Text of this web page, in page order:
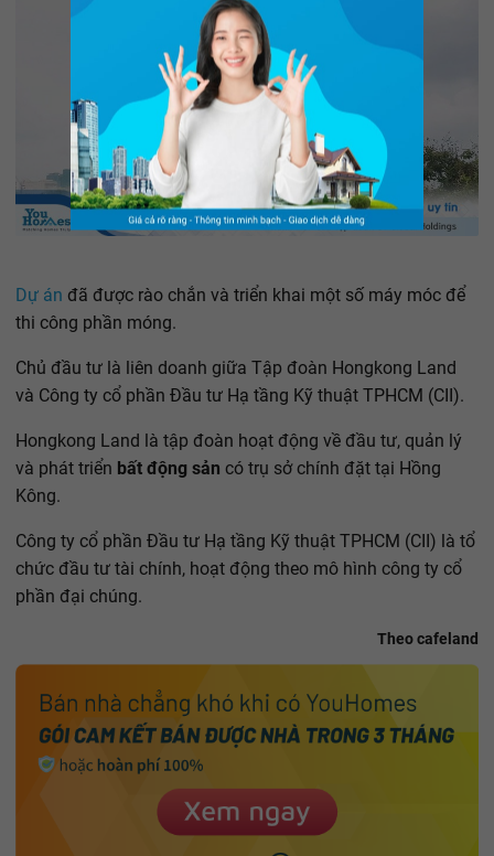
Dự án đã được rào chắn và triển khai một số máy móc để
thi công phần móng.
Chủ đầu tư là liên doanh giữa Tập đoàn Hongkong Land
và Công ty cổ phần Đầu tư Hạ tầng Kỹ thuật TPHCM (CII).
Hongkong Land là tập đoàn hoạt động về đầu tư, quản lý
và phát triển bất động sản có trụ sở chính đặt tại Hồng
Kông.
Công ty cổ phần Đầu tư Hạ tầng Kỹ thuật TPHCM (CII) là tổ
chức đầu tư tài chính, hoạt động theo mô hình công ty cổ
phần đại chúng.
Theo cafeland